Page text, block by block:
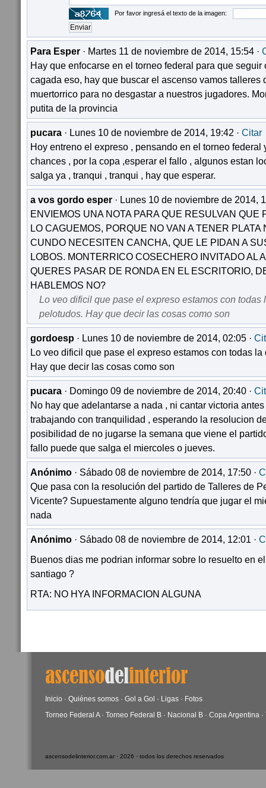
Por favor ingresá el texto de la imagen:
Para Esper · Martes 11 de noviembre de 2014, 15:54 ·
Hay que enfocarse en el torneo federal para que seguir
cagada eso, hay que buscar el ascenso vamos talleres
muertorrico para no desgastar a nuestros jugadores.
putita de la provincia
pucara · Lunes 10 de noviembre de 2014, 19:42 · Citar
Hoy entreno el expreso , pensando en el torneo federal
chances , por la copa ,esperar el fallo , algunos estan
salga ya , tranqui , tranqui , hay que esperar.
a vos gordo esper · Lunes 10 de noviembre de 2014,
ENVIEMOS UNA NOTA PARA QUE RESULVAN QUE
LO CAGUEMOS, PORQUE NO VAN A TENER PLATA
CUNDO NECESITEN CANCHA, QUE LE PIDAN A
LOBOS. MONTERRICO COSECHERO INVITADO AL
QUERES PASAR DE RONDA EN EL ESCRITORIO,
HABLEMOS NO?
Lo veo dificil que pase el expreso estamos con todas
pelotudos. Hay que decir las cosas como son
gordoesp · Lunes 10 de noviembre de 2014, 02:05 ·
Lo veo dificil que pase el expreso estamos con todas
Hay que decir las cosas como son
pucara · Domingo 09 de noviembre de 2014, 20:40 ·
No hay que adelantarse a nada , ni cantar victoria
trabajando con tranquilidad , esperando la resolucion
posibilidad de no jugarse la semana que viene el
fallo puede que salga el miercoles o jueves.
Anónimo · Sábado 08 de noviembre de 2014, 17:50 ·
Que pasa con la resolución del partido de Talleres de
Vicente? Supuestamente alguno tendría que jugar el
nada
Anónimo · Sábado 08 de noviembre de 2014, 12:01 ·
Buenos dias me podrian informar sobre lo resuelto en
santiago ?
RTA: NO HYA INFORMACION ALGUNA
Inicio · Quiénes somos · Gol a Gol · Ligas · Fotos
Torneo Federal A· Torneo Federal B · Nacional B · Copa Argentina ·
ascensodelinterior.com.ar · 2026 · todos los derechos reservados